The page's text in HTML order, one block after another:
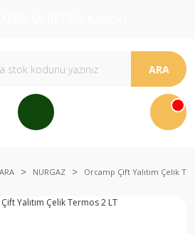
ARA
NURGAZ Orcamp Çift Yalıtım Çelik